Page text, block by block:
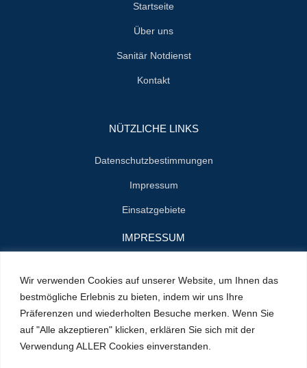
Wir verwenden Cookies auf unserer Website, um Ihnen das
bestmögliche Erlebnis zu bieten, indem wir uns Ihre
Präferenzen und wiederholten Besuche merken. Wenn Sie
auf "Alle akzeptieren" klicken, erklären Sie sich mit der
Verwendung ALLER Cookies einverstanden.
Startseite
Über uns
Sanitär Notdienst
Kontakt
NÜTZLICHE LINKS
Datenschutzbestimmungen
Impressum
Einsatzgebiete
IMPRESSUM
E-Mail : info@klempner-verein.de
Standort : Cranachstrasse 2
64546 Mörfelden-Walldorf